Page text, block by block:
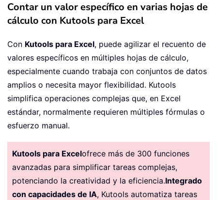
Contar un valor específico en varias hojas de
cálculo con Kutools para Excel
Con Kutools para Excel, puede agilizar el recuento de
valores específicos en múltiples hojas de cálculo,
especialmente cuando trabaja con conjuntos de datos
amplios o necesita mayor flexibilidad. Kutools
simplifica operaciones complejas que, en Excel
estándar, normalmente requieren múltiples fórmulas o
esfuerzo manual.
Kutools para Excelofrece más de 300 funciones
avanzadas para simplificar tareas complejas,
potenciando la creatividad y la eficiencia.Integrado
con capacidades de IA, Kutools automatiza tareas